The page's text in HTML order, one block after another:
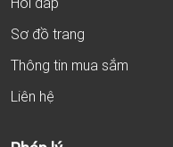
Sơ đồ trang
Thông tin mua sắm
Liên hệ